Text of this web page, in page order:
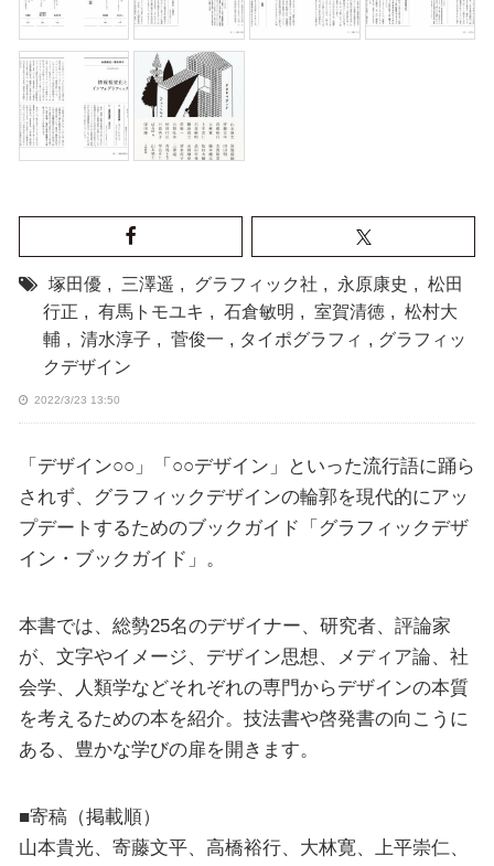
塚田優 , 三澤遥 , グラフィック社 , 永原康史 , 松田
行正 , 有馬トモユキ , 石倉敏明 , 室賀清徳 , 松村大
輔 , 清水淳子 , 菅俊一 , タイポグラフィ , グラフィッ
クデザイン
2022/3/23 13:50
「デザイン○○」「○○デザイン」といった流行語に踊ら
されず、グラフィックデザインの輪郭を現代的にアッ
プデートするためのブックガイド「グラフィックデザ
イン・ブックガイド」。
本書では、総勢25名のデザイナー、研究者、評論家
が、文字やイメージ、デザイン思想、メディア論、社
会学、人類学などそれぞれの専門からデザインの本質
を考えるための本を紹介。技法書や啓発書の向こうに
ある、豊かな学びの扉を開きます。
■寄稿（掲載順）
山本貴光、寄藤文平、高橋裕行、大林寛、上平崇仁、